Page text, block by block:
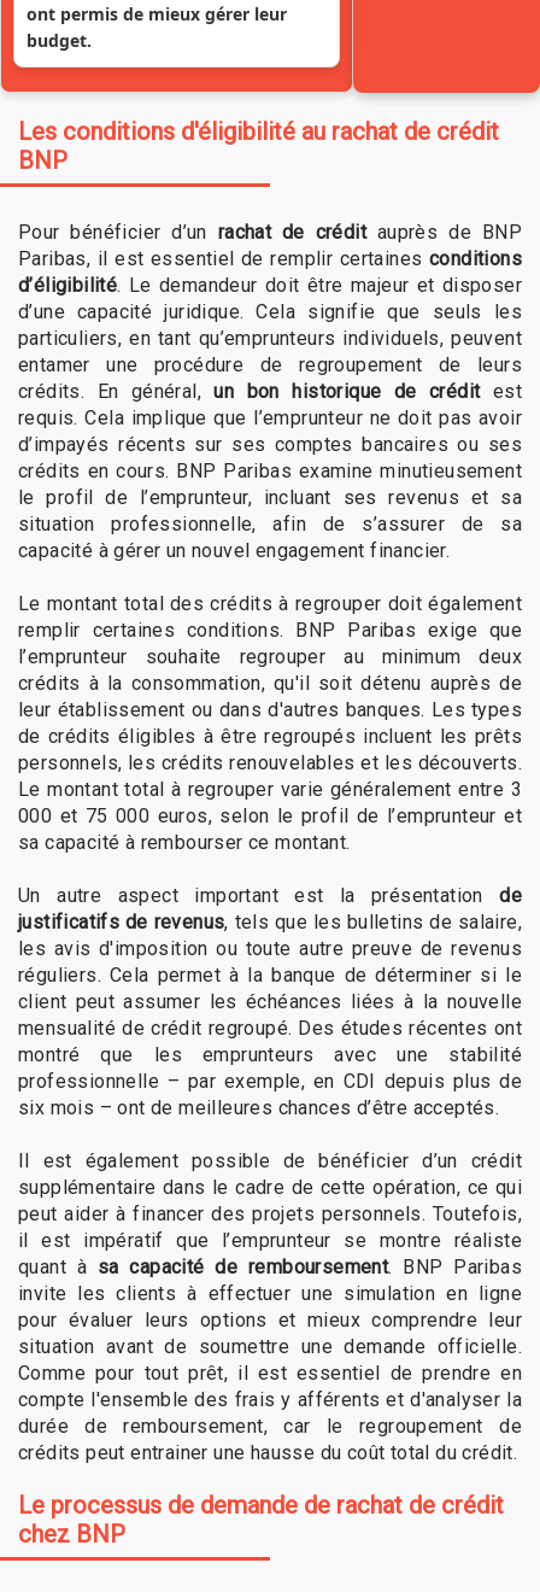
ont permis de mieux gérer leur
budget.
Les conditions d'éligibilité au rachat de crédit
BNP
Pour bénéficier d’un rachat de créditauprès de BNP
Paribas, il est essentiel de remplir certaines conditions
d’éligibilité. Le demandeur doit être majeur et disposer
d’une capacité juridique. Cela signifie que seuls les
particuliers, en tant qu’emprunteurs individuels, peuvent
entamer une procédure de regroupement de leurs
crédits. En général,un bon historique de créditest
requis. Cela implique que l’emprunteur ne doit pas avoir
d’impayés récents sur ses comptes bancaires ou ses
crédits en cours. BNP Paribas examine minutieusement
le profil de l’emprunteur, incluant ses revenus et sa
situation professionnelle, afin de s’assurer de sa
capacité à gérer un nouvel engagement financier.
Le montant total des crédits à regrouper doit également
remplir certaines conditions. BNP Paribas exige que
l’emprunteur souhaite regrouper au minimum deux
crédits à la consommation, qu'il soit détenu auprès de
leur établissement ou dans d'autres banques. Les types
de crédits éligibles à être regroupés incluent les prêts
personnels, les crédits renouvelables et les découverts.
Le montant total à regrouper varie généralement entre 3
000 et 75 000 euros, selon le profil de l’emprunteur et
sa capacité à rembourser ce montant.
Un autre aspect important est la présentationde
justificatifs de revenus, tels que les bulletins de salaire,
les avis d'imposition ou toute autre preuve de revenus
réguliers. Cela permet à la banque de déterminer si le
client peut assumer les échéances liées à la nouvelle
mensualité de crédit regroupé. Des études récentes ont
montré que les emprunteurs avec une stabilité
professionnelle – par exemple, en CDI depuis plus de
six mois – ont de meilleures chances d’être acceptés.
Il est également possible de bénéficier d’un crédit
supplémentaire dans le cadre de cette opération, ce qui
peut aider à financer des projets personnels. Toutefois,
il est impératif que l’emprunteur se montre réaliste
quant à sa capacité de remboursement. BNP Paribas
invite les clients à effectuer une simulation en ligne
pour évaluer leurs options et mieux comprendre leur
situation avant de soumettre une demande officielle.
Comme pour tout prêt, il est essentiel de prendre en
compte l'ensemble des frais y afférents et d'analyser la
durée de remboursement, car le regroupement de
crédits peut entrainer une hausse du coût total du crédit.
Le processus de demande de rachat de crédit
chez BNP